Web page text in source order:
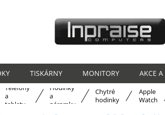
TISKÁRNY MONITORY AKCE A
Telefony
a
tablety
Hodinky
a
náramky
Chytré
hodinky
Apple
Watch